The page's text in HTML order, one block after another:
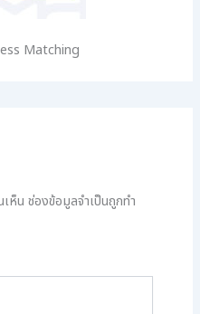
Matching
ห็น ช่องข้อมูลจำเป็นถูกทำ